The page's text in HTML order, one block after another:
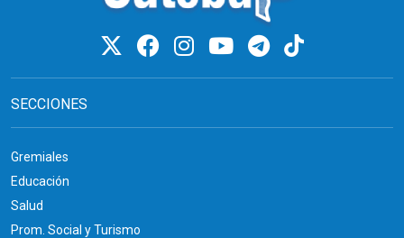
SECCIONES
Gremiales
Educación
Salud
Prom. Social y Turismo